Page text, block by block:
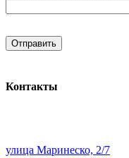
Контакты
улица Маринеско, 2/7